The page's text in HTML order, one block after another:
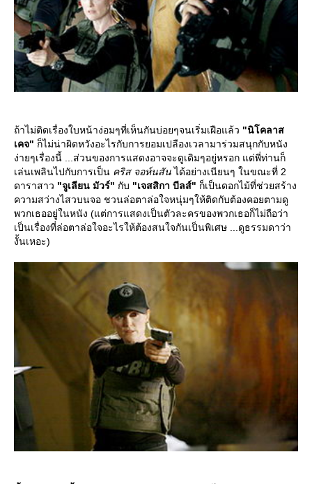
ถ้าไม่ติดเรื่องใบหน้าง่อมๆที่เห็นกันบ่อยๆจนเริ่มเฝือแล้ว "นิโคลาส
เคจ" ก็ไม่น่าผิดหวังอะไรกับการยอมเปลืองเวลามาร่วมสนุกกับหนัง
ง่ายๆเรื่องนี้ ...ส่วนของการแสดงอาจจะดูเดิมๆอยู่หรอก แต่พี่ท่านก็
เล่นเพลินไปกับการเป็น คริส จอห์นสันได้อย่างเนียนๆ ในขณะที่ 2
ดาราสาว "จูเลียน มัวร์" กับ "เจสสิกา บีลส์" ก็เป็นดอกไม้ที่ช่วยสร้าง
ความสว่างไสวบนจอ ชวนล่อตาล่อใจหนุ่มๆให้ติดกับต้องคอยตามดู
พวกเธออยู่ในหนัง (แต่การแสดงเป็นตัวละครของพวกเธอก็ไม่ถือว่า
เป็นเรื่องที่ล่อตาล่อใจอะไรให้ต้องสนใจกันเป็นพิเศษ ...ดูธรรมดาว่า
งั้นเหอะ)